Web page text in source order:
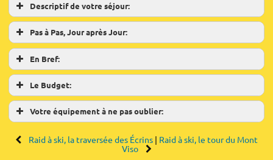
Descriptif de votre séjour:
Le tour du Mont Rose
Le Massif du Mont Rose regroupe une dizaine de sommets de
plus de 4 000 mètres. À ski, il offre un terrain de jeu
exceptionnel et certaines des descentes les plus
spectaculaires des Alpes. Nous vous proposons de partir à sa
découverte en réalisant son tour entre le Val de Gressoney et
Zermatt. À cheval entre l’Italie et la Suisse, vous profiterez de
paysages glaciaires grandioses et réaliserez l’ascension de
plusieurs sommets de 4 000 mètres.
Pas à Pas, Jour après Jour:
Toutes les nuitées se feront en refuges gardés. Nuit la
veille à Gressoney en hôtel.
Pour ce premier jour de ski de randonnée au Mont Rose,
En Bref:
Depuis Chamonix ou Turin, rejoindre la vallée d’Aoste puis
Gressoney.
Le point de rendez-vous sera à 18h00 à Gressoney la veille du
Le Budget:
1910€/pers pour 5 participants
Votre équipement à ne pas oublier:
Raid à ski, la traversée des Écrins | Raid à ski, le tour du Mont
Viso